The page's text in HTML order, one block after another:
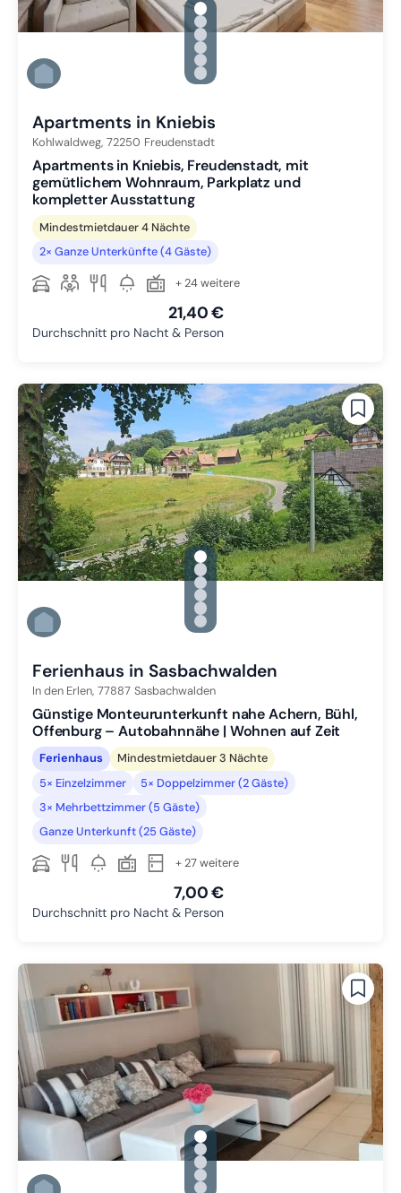
gallery.slide_selector
Zu Slide 1 wechseln
Zu Slide 2 wechseln
Zu Slide 3 wechseln
Zu Slide 4 wechseln
Zu Slide 5 wechseln
Zu Slide 6 wechseln
Apartments in Kniebis
Kohlwaldweg, 72250 Freudenstadt
Apartments in Kniebis, Freudenstadt, mit
gemütlichem Wohnraum, Parkplatz und
kompletter Ausstattung
Mindestmietdauer 4 Nächte
2× Ganze Unterkünfte (4 Gäste)
+ 24 weitere
21,40 €
Durchschnitt pro Nacht & Person
gallery.slide_selector
Zu Slide 1 wechseln
Zu Slide 2 wechseln
Zu Slide 3 wechseln
Zu Slide 4 wechseln
Zu Slide 5 wechseln
Zu Slide 6 wechseln
Ferienhaus in Sasbachwalden
In den Erlen, 77887 Sasbachwalden
Günstige Monteurunterkunft nahe Achern, Bühl,
Offenburg – Autobahnnähe | Wohnen auf Zeit
Ferienhaus
Mindestmietdauer 3 Nächte
5× Einzelzimmer
5× Doppelzimmer (2 Gäste)
3× Mehrbettzimmer (5 Gäste)
Ganze Unterkunft (25 Gäste)
+ 27 weitere
7,00 €
Durchschnitt pro Nacht & Person
gallery.slide_selector
Zu Slide 1 wechseln
Zu Slide 2 wechseln
Zu Slide 3 wechseln
Zu Slide 4 wechseln